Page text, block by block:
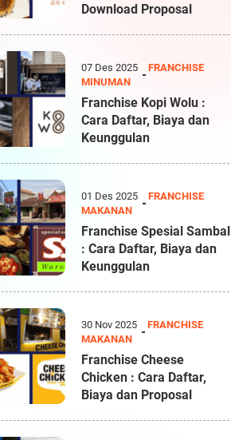
Download Proposal
07 Des 2025
FRANCHISE
MINUMAN
Franchise Kopi Wolu :
Cara Daftar, Biaya dan
Keunggulan
01 Des 2025
FRANCHISE
MAKANAN
Franchise Spesial Sambal
: Cara Daftar, Biaya dan
Keunggulan
30 Nov 2025
FRANCHISE
MAKANAN
Franchise Cheese
Chicken : Cara Daftar,
Biaya dan Proposal